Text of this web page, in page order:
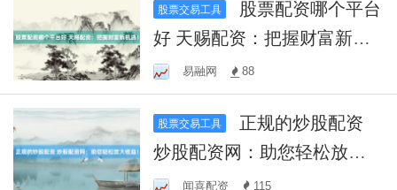
股票交易工具
好 天赐配资：把握财富新机
遇！易融网 88
股票交易工具
炒股配资网：助您轻松放大
收益！闻喜配资 115